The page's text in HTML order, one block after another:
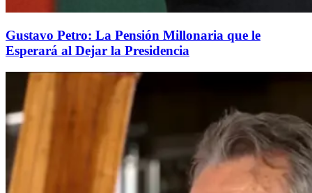
Gustavo Petro: La Pensión Millonaria que le
Esperará al Dejar la Presidencia